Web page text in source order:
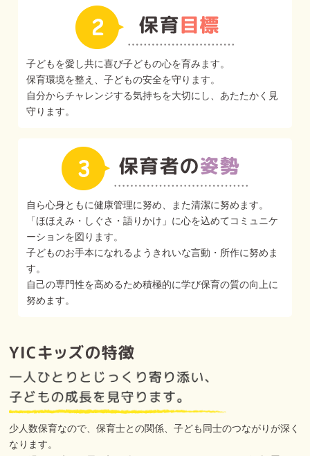
子どもを愛し共に喜び子どもの心を育みます。
保育環境を整え、子どもの安全を守ります。
自分からチャレンジする気持ちを大切にし、あたたかく見
守ります。
自ら心身ともに健康管理に努め、また清潔に努めます。
「ほほえみ・しぐさ・語りかけ」に心を込めてコミュニケ
ーションを図ります。
子どものお手本になれるようきれいな言動・所作に努めま
す。
自己の専門性を高めるため積極的に学び保育の質の向上に
努めます。
少人数保育なので、保育士との関係、子ども同士のつながりが深く
なります。